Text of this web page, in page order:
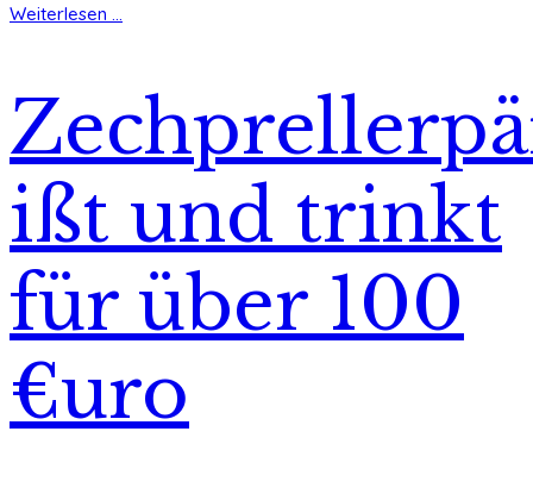
Weiterlesen ...
ißt und trinkt
für über 100
€uro